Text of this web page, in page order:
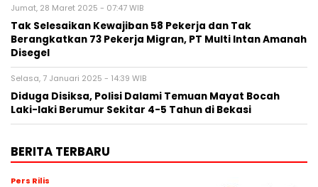
Jumat, 28 Maret 2025 - 07:47 WIB
Tak Selesaikan Kewajiban 58 Pekerja dan Tak
Berangkatkan 73 Pekerja Migran, PT Multi Intan Amanah
Disegel
Selasa, 7 Januari 2025 - 14:39 WIB
Diduga Disiksa, Polisi Dalami Temuan Mayat Bocah
Laki-laki Berumur Sekitar 4-5 Tahun di Bekasi
BERITA TERBARU
Pers Rilis